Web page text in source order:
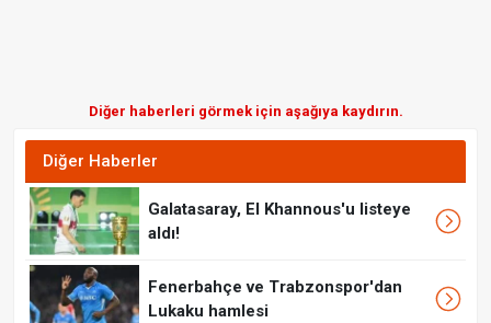
Diğer haberleri görmek için aşağıya kaydırın.
Diğer Haberler
Galatasaray, El Khannous'u listeye
aldı!
Fenerbahçe ve Trabzonspor'dan
Lukaku hamlesi